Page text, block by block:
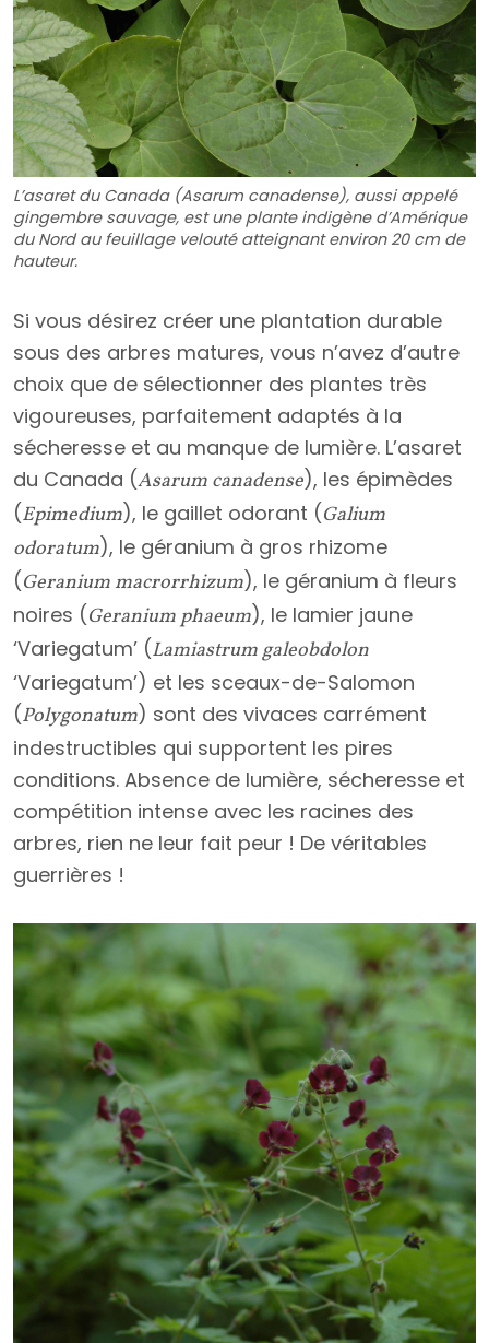
L’asaret du Canada (Asarum canadense), aussi appelé
gingembre sauvage, est une plante indigène d’Amérique
du Nord au feuillage velouté atteignant environ 20 cm de
hauteur.
Si vous désirez créer une plantation durable
sous des arbres matures, vous n’avez d’autre
choix que de sélectionner des plantes très
vigoureuses, parfaitement adaptés à la
sécheresse et au manque de lumière. L’asaret
du Canada (Asarum canadense), les épimèdes
(Epimedium), le gaillet odorant (Galium
odoratum), le géranium à gros rhizome
(Geranium macrorrhizum), le géranium à fleurs
noires (Geranium phaeum), le lamier jaune
‘Variegatum’ (Lamiastrum galeobdolon
‘Variegatum’) et les sceaux-de-Salomon
(Polygonatum) sont des vivaces carrément
indestructibles qui supportent les pires
conditions. Absence de lumière, sécheresse et
compétition intense avec les racines des
arbres, rien ne leur fait peur ! De véritables
guerrières !